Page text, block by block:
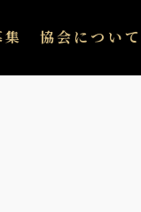
協会について